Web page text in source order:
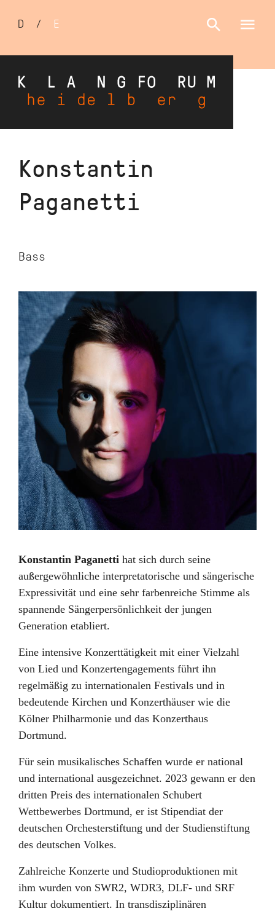
Direkt
Sprachumschalter
D / E
Konstantin
Paganetti
Bass
Konstantin Paganetti hat sich durch seine
außergewöhnliche interpretatorische und sängerische
Expressivität und eine sehr farbenreiche Stimme als
spannende Sängerpersönlichkeit der jungen
Generation etabliert.
Eine intensive Konzerttätigkeit mit einer Vielzahl
von Lied und Konzertengagements führt ihn
regelmäßig zu internationalen Festivals und in
bedeutende Kirchen und Konzerthäuser wie die
Kölner Philharmonie und das Konzerthaus
Dortmund.
Für sein musikalisches Schaffen wurde er national
und international ausgezeichnet. 2023 gewann er den
dritten Preis des internationalen Schubert
Wettbewerbes Dortmund, er ist Stipendiat der
deutschen Orchesterstiftung und der Studienstiftung
des deutschen Volkes.
Zahlreiche Konzerte und Studioproduktionen mit
ihm wurden von SWR2, WDR3, DLF- und SRF
Kultur dokumentiert. In transdisziplinären